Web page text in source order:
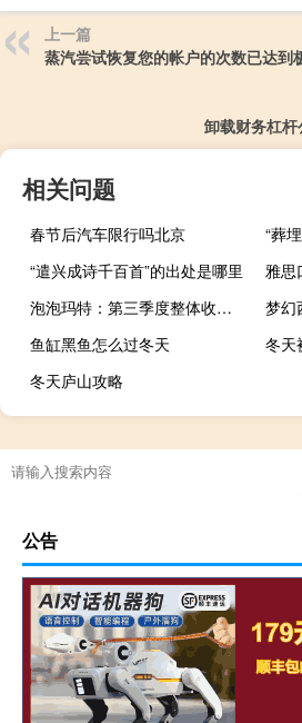
上一篇
蒸汽尝试恢复您的帐户的次数已达到
卸载财务杠杆
相关问题
春节后汽车限行吗北京
“葬
“遣兴成诗千百首”的出处是哪里
雅思
泡泡玛特：第三季度整体收益同比增长35%-40%
鱼缸黑鱼怎么过冬天
冬天
冬天庐山攻略
公告